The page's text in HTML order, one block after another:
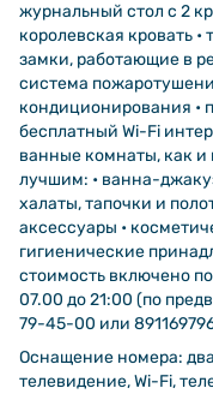
журнальный стол c 2
королевская кровать
замки, работающие в
система
кондиционирования •
бесплатный Wi-Fi
ванные комнаты, как
лучшим: • ванна-
халаты, тапочки и
аксессуары •
гигиенические
стоимость включено
07.00 до 21:00 (по
79-45-00 или
Оснащение номера:
телевидение, Wi-Fi,